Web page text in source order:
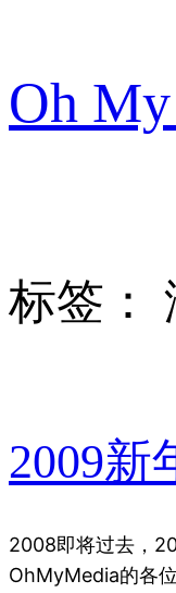
内
容
Oh
标签：
2009新
2008即将过去，
OhMyMedia的各